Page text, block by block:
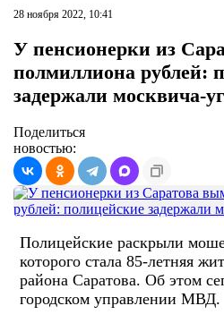
28 ноября 2022, 10:41
У пенсионерки из
полмиллиона рублей:
задержали москвича-
Поделиться
новостью:
Полицейские раскрыли
которого стала 85-летняя
района Саратова. Об этом
городском управлении МВД.